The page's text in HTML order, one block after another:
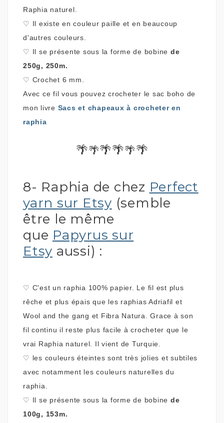
Raphia naturel.
♡ Il existe en couleur paille et en beaucoup
d'autres couleurs.
♡ Il se présente sous la forme de bobine de
250g, 250m.
♡ Crochet 6 mm.
Avec ce fil vous pouvez crocheter le sac boho de
mon livre Sacs et chapeaux à crocheter en
raphia
🌴🌴🌴🌴🌴🌴
8- Raphia de chez Perfect
yarn sur Etsy (semble
être le même
que Papyrus sur
Etsy aussi) :
♡ C'est un raphia 100% papier. Le fil est plus
rêche et plus épais que les raphias Adriafil et
Wool and the gang et Fibra Natura. Grace à son
fil continu il reste plus facile à crocheter que le
vrai Raphia naturel. Il vient de Turquie.
♡ les couleurs éteintes sont très jolies et subtiles
avec notamment les couleurs naturelles du
raphia
♡ Il se présente sous la forme de bobine de
100g, 153m.